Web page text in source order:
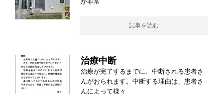
記事を読む
治療中断
治療が完了するまでに、中断される患者さ
んがおられます。中断する理由は、患者さ
んによって様々